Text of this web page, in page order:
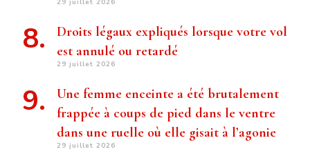
Droits légaux expliqués lorsque votre vol
est annulé ou retardé
29 juillet 2026
Une femme enceinte a été brutalement
frappée à coups de pied dans le ventre
dans une ruelle où elle gisait à l’agonie
29 juillet 2026